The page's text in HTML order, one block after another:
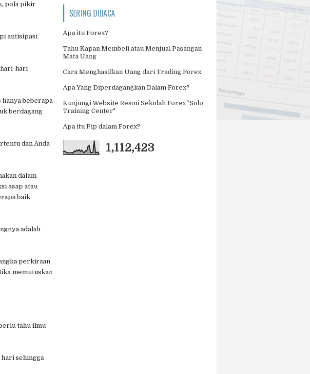
pola pikir
antisipasi
hari
hanya beberapa
berdagang
dan Anda
dalam
asap atau
baik
adalah
perkiraan
memutuskan
tahu ilmu
sehingga
SERING DIBACA
Apa itu Forex?
Tahu Kapan Membeli atau Menjual Pasangan
Mata Uang
Cara Menghasilkan Uang dari Trading Forex
Apa Yang Diperdagangkan Dalam Forex?
Kunjungi Website Resmi Sekolah Forex "Solo
Training Center"
Apa itu Pip dalam Forex?
1,112,423